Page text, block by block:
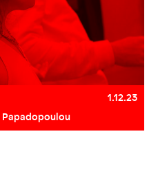
1.12.23